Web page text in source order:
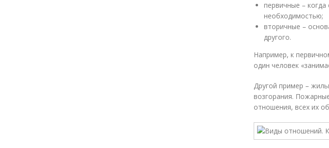
первичные –
необходимостью;
вторичные –
другого.
Например, к
один человек
Другой пример –
возгорания.
отношения, всех их